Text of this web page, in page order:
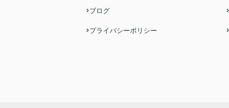
ブログ
プライバシーポリシー